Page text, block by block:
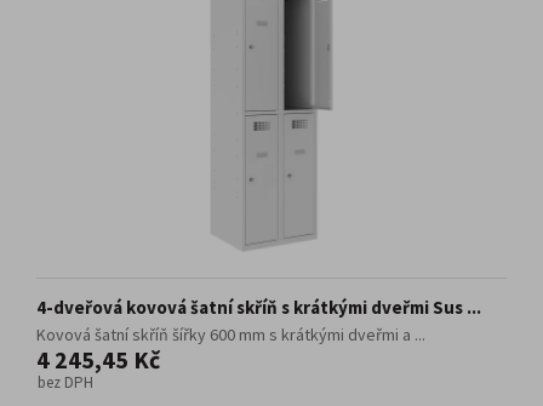
4-dveřová kovová šatní skříň s krátkými dveřmi Sus ...
Kovová šatní skříň šířky 600 mm s krátkými dveřmi a ...
4 245,45 Kč
bez DPH